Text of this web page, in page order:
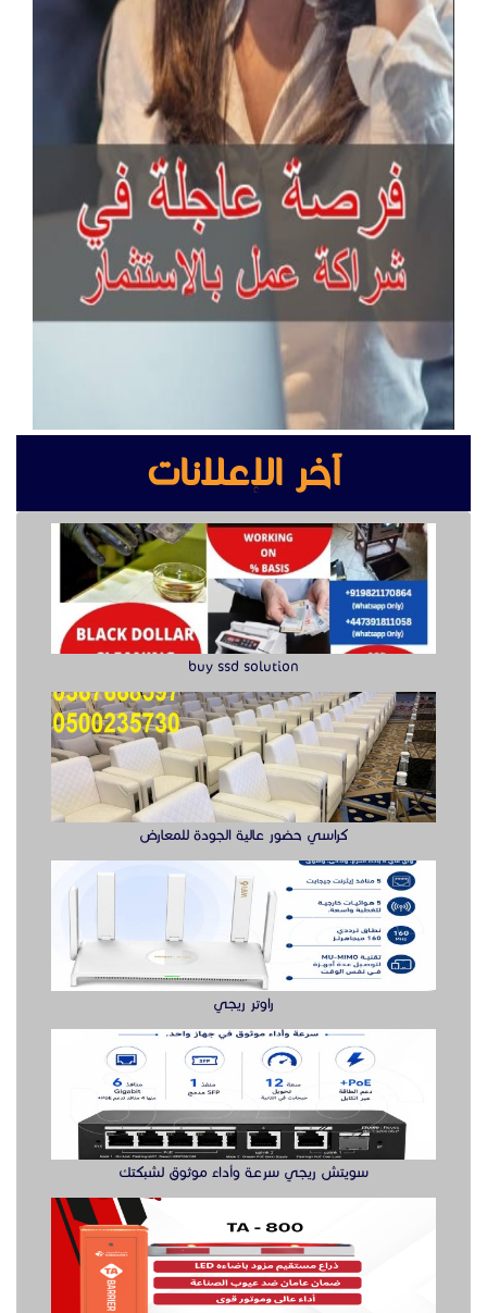
آخر الإعلانات
buy ssd solution
كراسي حضور عالية الجودة للمعارض
راوتر ريجي
سويتش ريجي سرعة وأداء موثوق لشبكتك
بوابه مواقف السيارات بوابة دخول وخروج
صيانة التلفزيةن والصوتيات